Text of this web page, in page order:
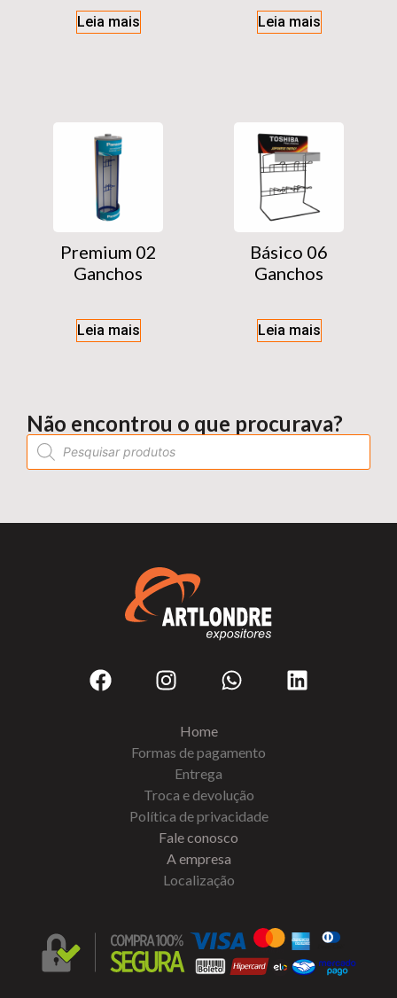
Leia mais Leia mais
Premium 02
Ganchos
Leia mais
Básico 06
Ganchos
Leia mais
Não encontrou o que procurava?
Home
Formas de pagamento
Entrega
Troca e devolução
Política de privacidade
Fale conosco
A empresa
Localização